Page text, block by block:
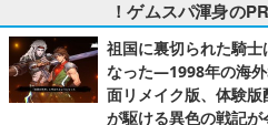
！ゲムスパ渾身の
祖国に裏切られた騎
なった―1998年の海外
面リメイク版、体験
が駆ける異色の戦記が